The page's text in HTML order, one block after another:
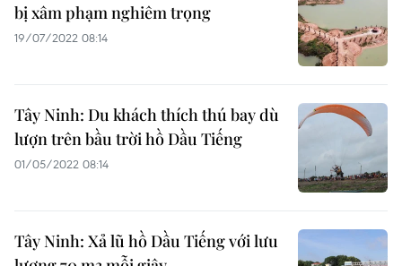
bị xâm phạm nghiêm trọng
19/07/2022 08:14
Tây Ninh: Du khách thích thú bay dù
lượn trên bầu trời hồ Dầu Tiếng
01/05/2022 08:14
Tây Ninh: Xả lũ hồ Dầu Tiếng với lưu